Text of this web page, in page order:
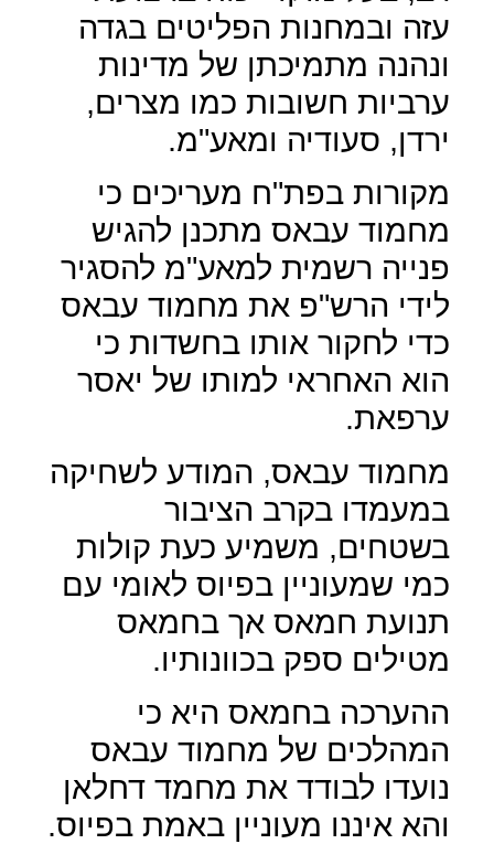
עזה ובמחנות הפליטים בגדה
ונהנה מתמיכתן של מדינות
ערביות חשובות כמו מצרים,
ירדן, סעודיה ומאע"מ.
מקורות בפת"ח מעריכים כי
מחמוד עבאס מתכנן להגיש
פנייה רשמית למאע"מ להסגיר
לידי הרש"פ את מחמוד עבאס
כדי לחקור אותו בחשדות כי
הוא האחראי למותו של יאסר
ערפאת.
מחמוד עבאס, המודע לשחיקה
במעמדו בקרב הציבור
בשטחים, משמיע כעת קולות
כמי שמעוניין בפיוס לאומי עם
תנועת חמאס אך בחמאס
מטילים ספק בכוונותיו.
ההערכה בחמאס היא כי
המהלכים של מחמוד עבאס
נועדו לבודד את מחמד דחלאן
והא איננו מעוניין באמת בפיוס.